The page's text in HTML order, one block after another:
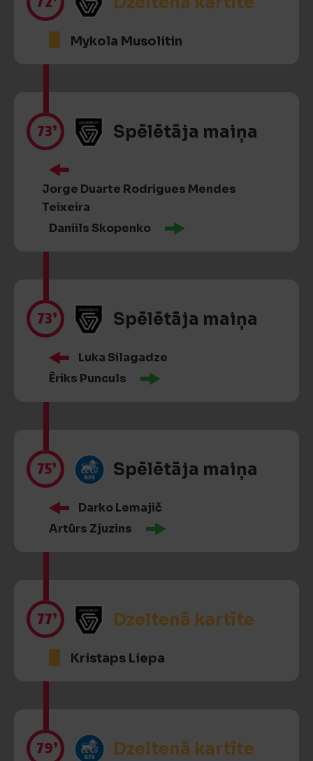
Mykola Musolitin
73’ Spēlētāja maiņa
Jorge Duarte Rodrigues Mendes
Teixeira
Daniils Skopenko
73’ Spēlētāja maiņa
Luka Silagadze
Ēriks Punculs
75’ Spēlētāja maiņa
Darko Lemajič
Artūrs Zjuzins
77’ Dzeltenā kartīte
Kristaps Liepa
79’ Dzeltenā kartīte